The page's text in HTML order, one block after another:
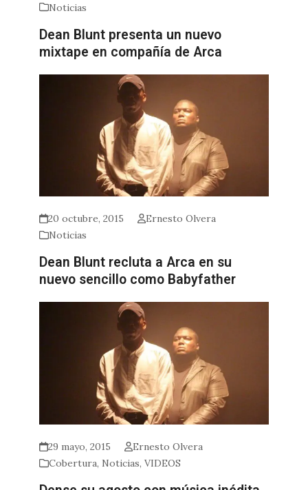
Noticias
Dean Blunt presenta un nuevo
mixtape en compañía de Arca
20 octubre, 2015
Ernesto Olvera
Noticias
Dean Blunt recluta a Arca en su
nuevo sencillo como Babyfather
29 mayo, 2015
Ernesto Olvera
Cobertura, Noticias,VIDEOS